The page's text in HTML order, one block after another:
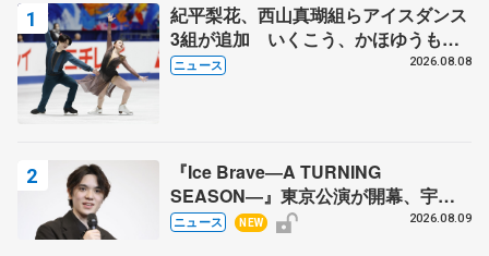
紀平梨花、西山真瑚組らアイスダンス
3組が追加 いくこう、かほゆうも、
木下グループ杯
ニュース 2026.08.08
『Ice Brave―A TURNING
SEASON―』東京公演が開幕、宇野
昌磨の『Ice Brave』にかける思いを
ニュース NEW 2026.08.09